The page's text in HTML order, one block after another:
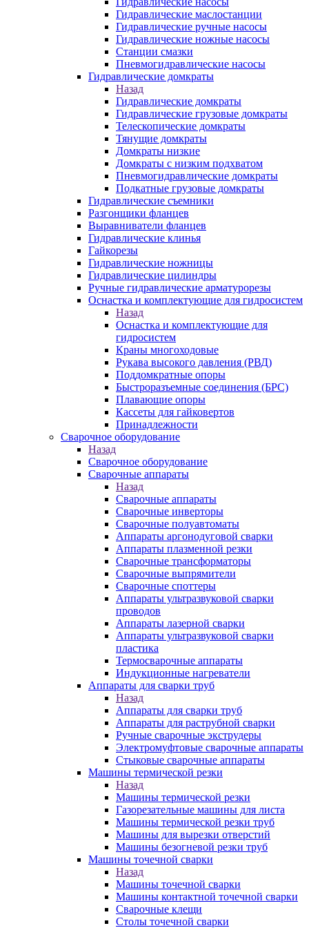
Гидравлические маслостанции
Гидравлические ручные насосы
Гидравлические ножные насосы
Станции смазки
Пневмогидравлические насосы
Гидравлические домкраты
Назад
Гидравлические домкраты
Гидравлические грузовые домкраты
Телескопические домкраты
Тянущие домкраты
Домкраты низкие
Домкраты с низким подхватом
Пневмогидравлические домкраты
Подкатные грузовые домкраты
Гидравлические съемники
Разгонщики фланцев
Выравниватели фланцев
Гидравлические клинья
Гайкорезы
Гидравлические ножницы
Гидравлические цилиндры
Ручные гидравлические арматурорезы
Оснастка и комплектующие для гидросистем
Назад
Оснастка и комплектующие для
гидросистем
Краны многоходовые
Рукава высокого давления (РВД)
Поддомкратные опоры
Быстроразъемные соединения (БРС)
Плавающие опоры
Кассеты для гайковертов
Принадлежности
Сварочное оборудование
Назад
Сварочное оборудование
Сварочные аппараты
Назад
Сварочные аппараты
Сварочные инверторы
Сварочные полуавтоматы
Аппараты аргонодуговой сварки
Аппараты плазменной резки
Сварочные трансформаторы
Сварочные выпрямители
Сварочные споттеры
Аппараты ультразвуковой сварки
проводов
Аппараты лазерной сварки
Аппараты ультразвуковой сварки
пластика
Термосварочные аппараты
Индукционные нагреватели
Аппараты для сварки труб
Назад
Аппараты для сварки труб
Аппараты для раструбной сварки
Ручные сварочные экструдеры
Электромуфтовые сварочные аппараты
Стыковые сварочные аппараты
Машины термической резки
Назад
Машины термической резки
Газорезательные машины для листа
Машины термической резки труб
Машины для вырезки отверстий
Машины безогневой резки труб
Машины точечной сварки
Назад
Машины точечной сварки
Машины контактной точечной сварки
Сварочные клещи
Столы точечной сварки